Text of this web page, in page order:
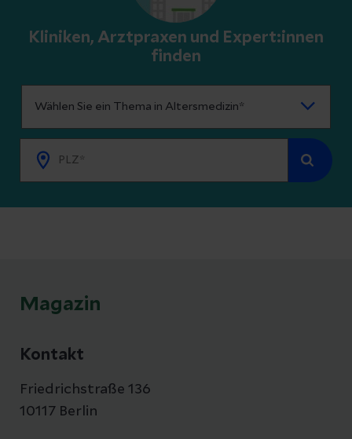
Kliniken, Arztpraxen und Expert:innen
finden
Magazin
Kontakt
Friedrichstraße 136
10117 Berlin